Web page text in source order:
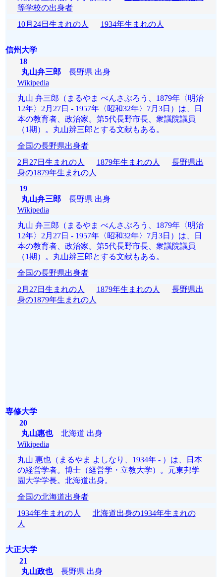
等学校の出身者
10月24日生まれの人
1934年生まれの人
信州大学
18
丸山弁三郎長野県 出身
Wikipedia
丸山 弁三郎（まるやま べんさぶろう、1879年〈明治
12年〉2月27日 - 1957年〈昭和32年〉7月3日）は、日
本の教育者、政治家。第5代長野市長、衆議院議員
（1期）。丸山辨三郎とする文献もある。
全国の長野県出身者
2月27日生まれの人
1879年生まれの人
長野県出
身の1879年生まれの人
19
丸山弁三郎長野県 出身
Wikipedia
丸山 弁三郎（まるやま べんさぶろう、1879年〈明治
12年〉2月27日 - 1957年〈昭和32年〉7月3日）は、日
本の教育者、政治家。第5代長野市長、衆議院議員
（1期）。丸山辨三郎とする文献もある。
全国の長野県出身者
2月27日生まれの人
1879年生まれの人
長野県出
身の1879年生まれの人
専修大学
20
丸山惠也北海道 出身
Wikipedia
丸山 惠也（まるやま よしなり、1934年 - ）は、日本
の経営学者。博士（経営学・立教大学）。元東邦学
園大学学長。北海道出身。
全国の北海道出身者
1934年生まれの人
北海道出身の1934年生まれの
人
大正大学
21
丸山政也長野県 出身